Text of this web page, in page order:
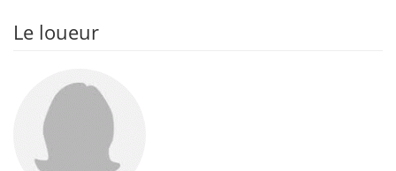
Le loueur